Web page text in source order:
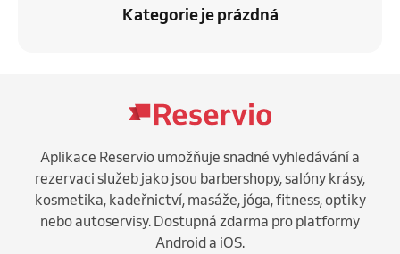
Kategorie je prázdná
Aplikace Reservio umožňuje snadné vyhledávání a
rezervaci služeb jako jsou barbershopy, salóny krásy,
kosmetika, kadeřnictví, masáže, jóga, fitness, optiky
nebo autoservisy. Dostupná zdarma pro platformy
Android a iOS.